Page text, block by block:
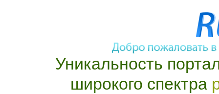
Уникальность
широкого спектра